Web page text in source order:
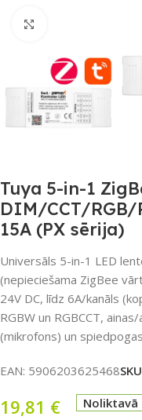
Tuya 5-in-1
DIM/CCT/RGB/
15A (PX sērija)
Universāls 5-in-1 LED
(nepieciešama ZigBee
24V DC, līdz 6A/kanāls
RGBW un RGBCCT,
(mikrofons) un
EAN: 5906203625468
19,81 € Noliktavā